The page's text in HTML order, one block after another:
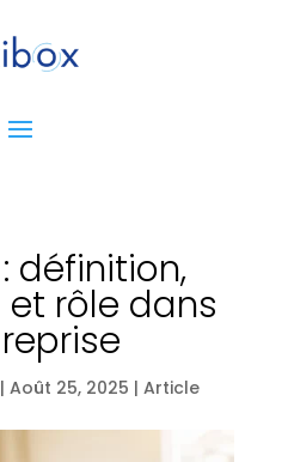
: définition,
rôle dans
| Août 25, 2025 | Article